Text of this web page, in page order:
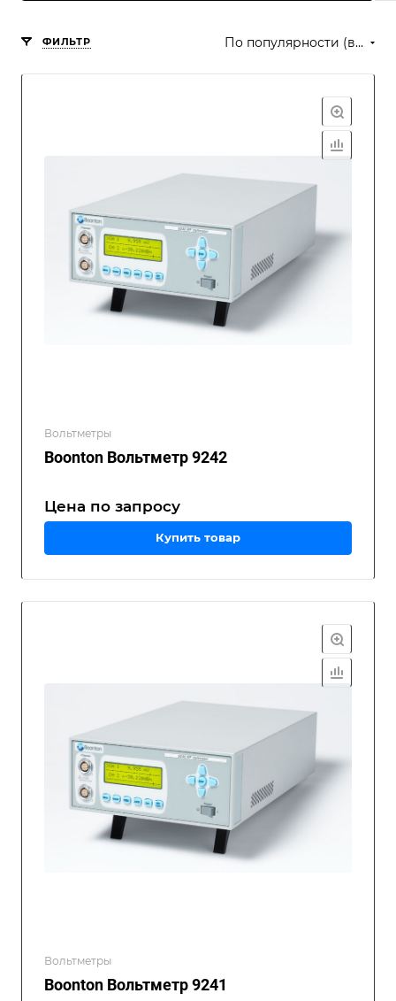
ФИЛЬТР По популярности (возрастание)
Вольтметры
Boonton Вольтметр 9242
Цена по запросу
Купить товар
Вольтметры
Boonton Вольтметр 9241